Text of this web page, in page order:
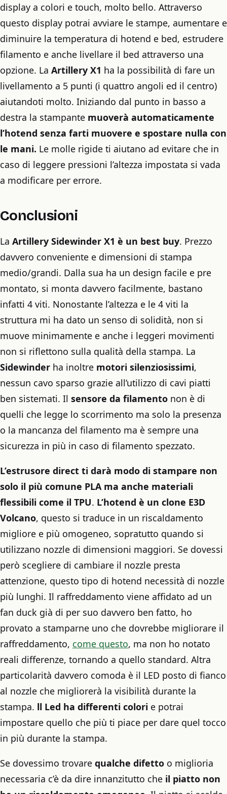
display a colori e touch, molto bello. Attraverso
questo display potrai avviare le stampe, aumentare e
diminuire la temperatura di hotend e bed, estrudere
filamento e anche livellare il bed attraverso una
opzione. La Artillery X1 ha la possibilità di fare un
livellamento a 5 punti (i quattro angoli ed il centro)
aiutandoti molto. Iniziando dal punto in basso a
destra la stampante muoverà automaticamente
l’hotend senza farti muovere e spostare nulla con
le mani. Le molle rigide ti aiutano ad evitare che in
caso di leggere pressioni l’altezza impostata si vada
a modificare per errore.
Conclusioni
La Artillery Sidewinder X1 è un best buy. Prezzo
davvero conveniente e dimensioni di stampa
medio/grandi. Dalla sua ha un design facile e pre
montato, si monta davvero facilmente, bastano
infatti 4 viti. Nonostante l’altezza e le 4 viti la
struttura mi ha dato un senso di solidità, non si
muove minimamente e anche i leggeri movimenti
non si riflettono sulla qualità della stampa. La
Sidewinder ha inoltre motori silenziosissimi,
nessun cavo sparso grazie all’utilizzo di cavi piatti
ben sistemati. Il sensore da filamento non è di
quelli che legge lo scorrimento ma solo la presenza
o la mancanza del filamento ma è sempre una
sicurezza in più in caso di filamento spezzato.
L’estrusore direct ti darà modo di stampare non
solo il più comune PLA ma anche materiali
flessibili come il TPU. L’hotend è un clone E3D
Volcano, questo si traduce in un riscaldamento
migliore e più omogeneo, sopratutto quando si
utilizzano nozzle di dimensioni maggiori. Se dovessi
però scegliere di cambiare il nozzle presta
attenzione, questo tipo di hotend necessità di nozzle
più lunghi. Il raffreddamento viene affidato ad un
fan duck già di per suo davvero ben fatto, ho
provato a stamparne uno che dovrebbe migliorare il
raffreddamento, come questo, ma non ho notato
reali differenze, tornando a quello standard. Altra
particolarità davvero comoda è il LED posto di fianco
al nozzle che migliorerà la visibilità durante la
stampa. ll Led ha differenti colori e potrai
impostare quello che più ti piace per dare quel tocco
in più durante la stampa.
Se dovessimo trovare qualche difetto o miglioria
necessaria c’è da dire innanzitutto che il piatto non